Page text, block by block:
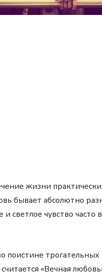
жизни
бывает абсолютно
и светлое чувство
поистине
«Вечная